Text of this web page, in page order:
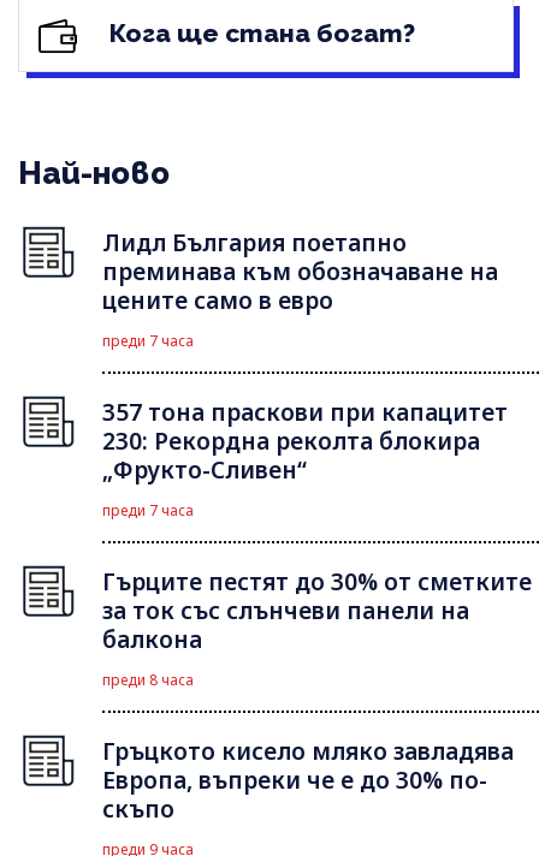
Кога ще стана богат?
Най-ново
Лидл България поетапно
преминава към обозначаване на
цените само в евро
преди 7 часа
357 тона праскови при капацитет
230: Рекордна реколта блокира
„Фрукто-Сливен“
преди 7 часа
Гърците пестят до 30% от сметките
за ток със слънчеви панели на
балкона
преди 8 часа
Гръцкото кисело мляко завладява
Европа, въпреки че е до 30% по-
скъпо
преди 9 часа